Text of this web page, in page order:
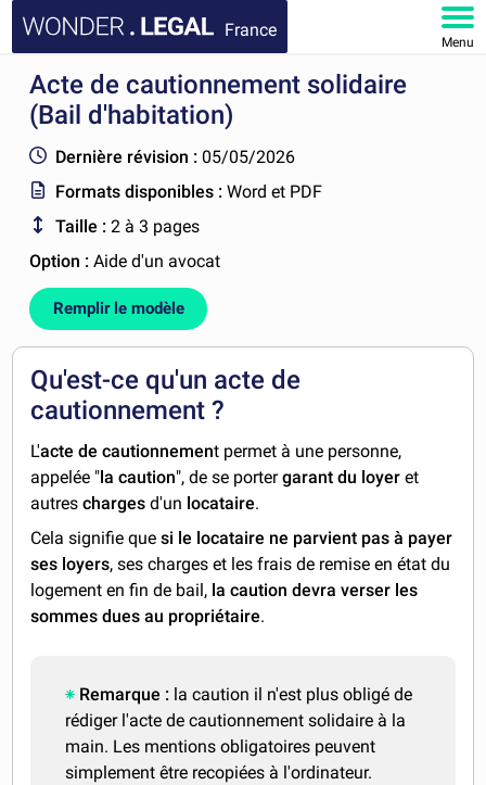
France
Menu
ACCUEIL
FAQ
MON COMPTE
Acte de cautionnement solidaire
(Bail d'habitation)
Dernière révision : 05/05/2026
Formats disponibles :Word et PDF
Taille : 2 à 3 pages
Option :Aide d'un avocat
Remplir le modèle
Qu'est-ce qu'un acte de
cautionnement ?
L'acte de cautionnement permet à une personne,
appelée " la caution", de se portergarant du loyer et
autreschargesd'un locataire.
Cela signifie quesi le locataire ne parvient pas à payer
ses loyers, ses charges et les frais de remise en état du
logement en fin de bail, la caution devra verser les
sommes dues au propriétaire.
Remarque : la caution il n'est plus obligé de
rédiger l'acte de cautionnement solidaire à la
main. Les mentions obligatoires peuvent
simplement être recopiées à l'ordinateur.